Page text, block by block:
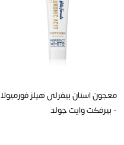
معجون اسنان بيفرلى هيلز فورميولا
- بيرفكت وايت جولد